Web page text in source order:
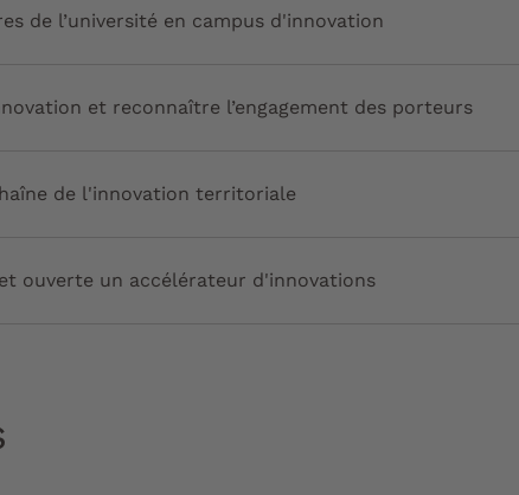
de l’université en campus d'innovation
et reconnaître l’engagement des porteurs
de l'innovation territoriale
ouverte un accélérateur d'innovations